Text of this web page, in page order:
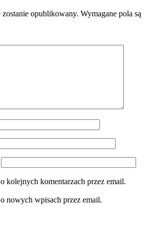
opublikowany. Wymagane pola są
kolejnych komentarzach przez email.
nowych wpisach przez email.